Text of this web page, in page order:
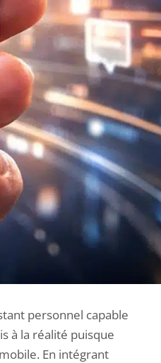
personnel capable
à la réalité puisque
En intégrant